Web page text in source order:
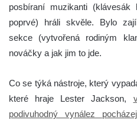
posbíraní muzikanti
poprvé) hráli skvěle. Bylo
sekce (vytvořená rodiným
nováčky a jak jim to jde.
Co se týká nástroje, který
které hraje Lester Jackson,
podivuhodný vynález